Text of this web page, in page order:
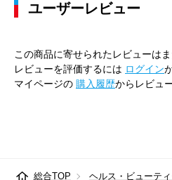
ユーザーレビュー
この商品に寄せられたレビューはま
レビューを評価するには ログイン
マイページの 購入履歴からレビュ
総合TOP ヘルス・ビューテ